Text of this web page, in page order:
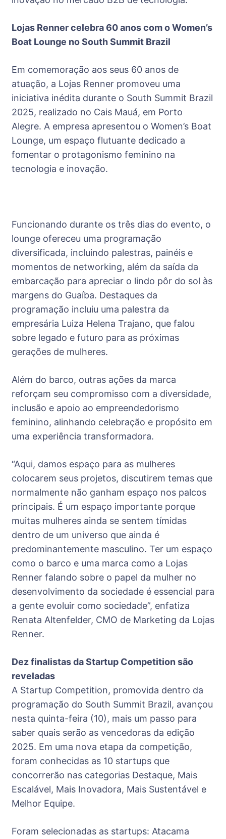
Lojas Renner celebra 60 anos com o Women’s
Boat Lounge no South Summit Brazil
Em comemoração aos seus 60 anos de
atuação, a Lojas Renner promoveu uma
iniciativa inédita durante o South Summit Brazil
2025, realizado no Cais Mauá, em Porto
Alegre. A empresa apresentou o Women’s Boat
Lounge, um espaço flutuante dedicado a
fomentar o protagonismo feminino na
tecnologia e inovação.
Funcionando durante os três dias do evento, o
lounge ofereceu uma programação
diversificada, incluindo palestras, painéis e
momentos de networking, além da saída da
embarcação para apreciar o lindo pôr do sol às
margens do Guaíba. Destaques da
programação incluiu uma palestra da
empresária Luiza Helena Trajano, que falou
sobre legado e futuro para as próximas
gerações de mulheres. ​
Além do barco, outras ações da marca
reforçam seu compromisso com a diversidade,
inclusão e apoio ao empreendedorismo
feminino, alinhando celebração e propósito em
uma experiência transformadora.
“Aqui, damos espaço para as mulheres
colocarem seus projetos, discutirem temas que
normalmente não ganham espaço nos palcos
principais. É um espaço importante porque
muitas mulheres ainda se sentem tímidas
dentro de um universo que ainda é
predominantemente masculino. Ter um espaço
como o barco e uma marca como a Lojas
Renner falando sobre o papel da mulher no
desenvolvimento da sociedade é essencial para
a gente evoluir como sociedade”, enfatiza
Renata Altenfelder, CMO de Marketing da Lojas
Renner.
Dez finalistas da Startup Competition são
reveladas
A Startup Competition, promovida dentro da
programação do South Summit Brazil, avançou
nesta quinta-feira (10), mais um passo para
saber quais serão as vencedoras da edição
2025. Em uma nova etapa da competição,
foram conhecidas as 10 startups que
concorrerão nas categorias Destaque, Mais
Escalável, Mais Inovadora, Mais Sustentável e
Melhor Equipe.
Foram selecionadas as startups: Atacama